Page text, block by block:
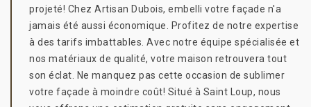
projeté! Chez Artisan Dubois, embelli votre façade n'a
jamais été aussi économique. Profitez de notre expertise
à des tarifs imbattables. Avec notre équipe spécialisée et
nos matériaux de qualité, votre maison retrouvera tout
son éclat. Ne manquez pas cette occasion de sublimer
votre façade à moindre coût! Situé à Saint Loup, nous